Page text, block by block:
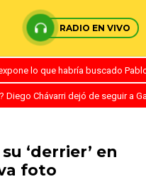
RADIO EN VIVO
lo que habría buscado
Diego Chávarri dejó de seguir a
‘derrier’ en
foto